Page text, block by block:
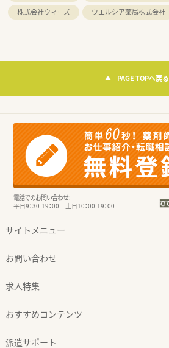
株式会社ウィーズ
ウエルシア薬局株式会社
PAGE TOPへ戻る
電話でのお問い合わせ：
平日9：30-19：00 土日10：00-19：00
サイトメニュー
お問い合わせ
求人特集
おすすめコンテンツ
派遣サポート